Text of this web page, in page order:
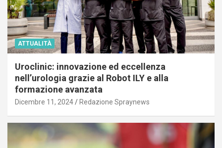
ATTUALITÀ
Uroclinic: innovazione ed eccellenza
nell’urologia grazie al Robot ILY e alla
formazione avanzata
Dicembre 11, 2024 Redazione Spraynews